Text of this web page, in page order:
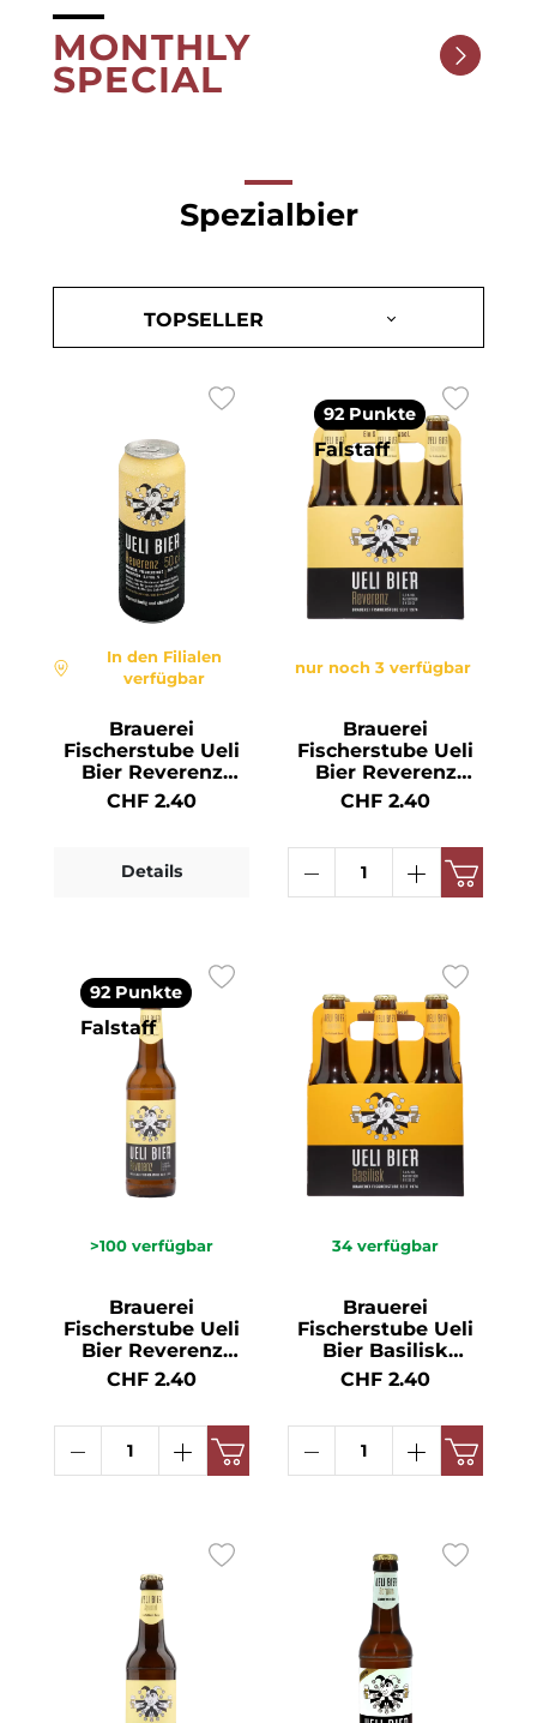
MONTHLY
SPECIAL
Spezialbier
In den Filialen
verfügbar
Brauerei
Fischerstube Ueli
Bier Reverenz
naturtrüb 6x Dose
5° 50cl
CHF 2.40
Details
92 Punkte
Falstaff
nur noch 3 verfügbar
Brauerei
Fischerstube Ueli
Bier Reverenz
naturtrüb Sixpack
KA 6 x EW 5.2° 33cl
CHF 2.40
92 Punkte
Falstaff
>100 verfügbar
Brauerei
Fischerstube Ueli
Bier Reverenz
naturtrüb HA 10 x
MW 5.2° 33cl
CHF 2.40
34 verfügbar
Brauerei
Fischerstube Ueli
Bier Basilisk
Sixpack KA 6x EW
5.4° 33cl
CHF 2.40